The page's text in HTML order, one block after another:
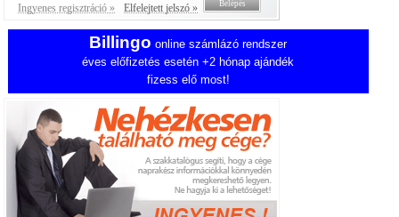
Ingyenes regisztráció » Elfelejtett jelszó »
Billingo online számlázó rendszer
éves előfizetés esetén +2 hónap ajándék
fizess elő most!